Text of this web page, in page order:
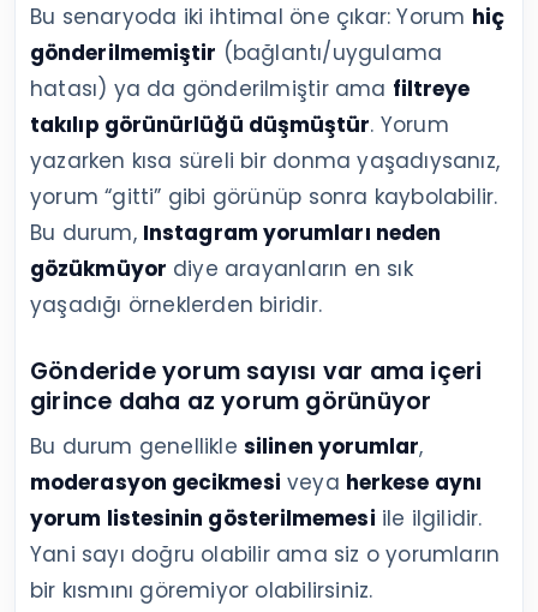
Bu senaryoda iki ihtimal öne çıkar: Yorum hiç
gönderilmemiştir (bağlantı/uygulama
hatası) ya da gönderilmiştir ama filtreye
takılıp görünürlüğü düşmüştür. Yorum
yazarken kısa süreli bir donma yaşadıysanız,
yorum “gitti” gibi görünüp sonra kaybolabilir.
Bu durum, Instagram yorumları neden
gözükmüyor diye arayanların en sık
yaşadığı örneklerden biridir.
Gönderide yorum sayısı var ama içeri
girince daha az yorum görünüyor
Bu durum genelliklesilinen yorumlar,
moderasyon gecikmesi veya herkese aynı
yorum listesinin gösterilmemesi ile ilgilidir.
Yani sayı doğru olabilir ama siz o yorumların
bir kısmını göremiyor olabilirsiniz.